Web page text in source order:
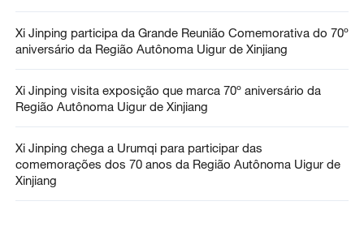
Xi Jinping participa da Grande Reunião Comemorativa do 70º
aniversário da Região Autônoma Uigur de Xinjiang
Xi Jinping visita exposição que marca 70º aniversário da
Região Autônoma Uigur de Xinjiang
Xi Jinping chega a Urumqi para participar das
comemorações dos 70 anos da Região Autônoma Uigur de
Xinjiang